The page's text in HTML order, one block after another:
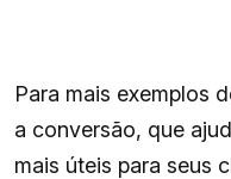
Para mais exemplos
a conversão, que
mais úteis para seus